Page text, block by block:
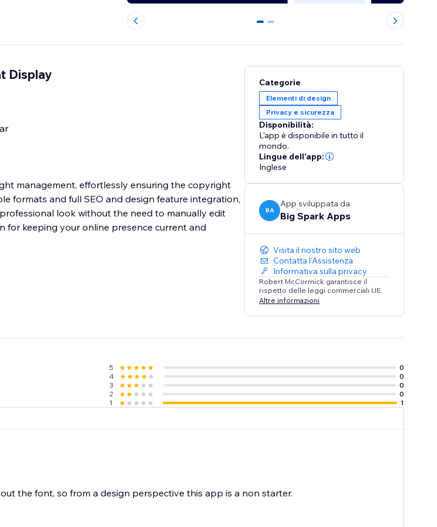
0 1
Display
management, effortlessly ensuring the copyright
formats and full SEO and design feature integration,
look without the need to manually edit
for keeping your online presence current and
Categorie
Elementi di design
Privacy e sicurezza
Disponibilità:
L'app è disponibile in tutto il
mondo.
Lingue dell'app:
Inglese
BA
App sviluppata da
Big Spark Apps
Visita il nostro sito web
Contatta l'Assistenza
Informativa sulla privacy
Robert McCormick garantisce il
rispetto delle leggi commerciali UE.
Altre informazioni
5
0
4
0
3
0
2
0
1
1
the font, so from a design perspective this app is a non starter.